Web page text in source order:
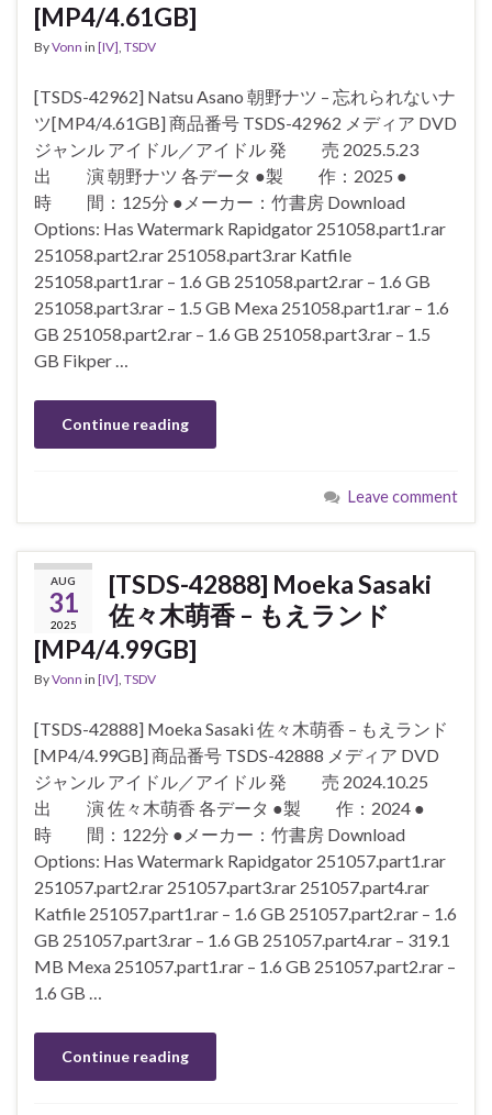
[MP4/4.61GB]
ByVonn in [IV], TSDV
[TSDS-42962] Natsu Asano 朝野ナツ – 忘れられないナ
ツ[MP4/4.61GB] 商品番号 TSDS-42962 メディア DVD
ジャンル アイドル／アイドル 発 売 2025.5.23
出 演 朝野ナツ 各データ ●製 作：2025 ●
時 間：125分 ●メーカー：竹書房 Download
Options: Has Watermark Rapidgator 251058.part1.rar
251058.part2.rar 251058.part3.rar Katfile
251058.part1.rar – 1.6 GB 251058.part2.rar – 1.6 GB
251058.part3.rar – 1.5 GB Mexa 251058.part1.rar – 1.6
GB 251058.part2.rar – 1.6 GB 251058.part3.rar – 1.5
GB Fikper …
Continue reading
Leave comment
AUG
31
2025
[TSDS-42888] Moeka Sasaki
佐々木萌香 – もえランド
[MP4/4.99GB]
ByVonn in [IV], TSDV
[TSDS-42888] Moeka Sasaki 佐々木萌香 – もえランド
[MP4/4.99GB] 商品番号 TSDS-42888 メディア DVD
ジャンル アイドル／アイドル 発 売 2024.10.25
出 演 佐々木萌香 各データ ●製 作：2024 ●
時 間：122分 ●メーカー：竹書房 Download
Options: Has Watermark Rapidgator 251057.part1.rar
251057.part2.rar 251057.part3.rar 251057.part4.rar
Katfile 251057.part1.rar – 1.6 GB 251057.part2.rar – 1.6
GB 251057.part3.rar – 1.6 GB 251057.part4.rar – 319.1
MB Mexa 251057.part1.rar – 1.6 GB 251057.part2.rar –
1.6 GB …
Continue reading